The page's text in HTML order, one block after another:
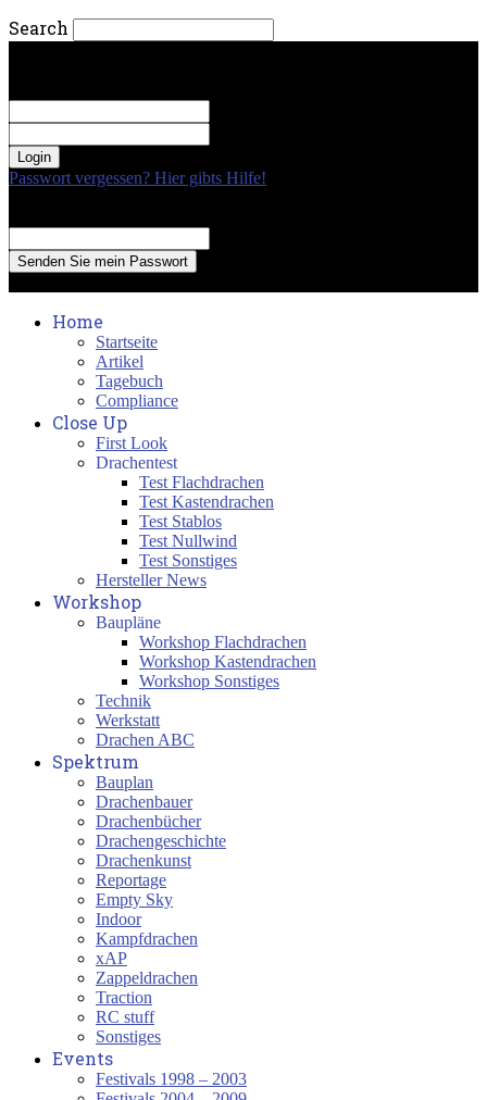
Search
Passwort vergessen? Hier gibts Hilfe!
Home
Startseite
Artikel
Tagebuch
Compliance
Close Up
First Look
Drachentest
Test Flachdrachen
Test Kastendrachen
Test Stablos
Test Nullwind
Test Sonstiges
Hersteller News
Workshop
Baupläne
Workshop Flachdrachen
Workshop Kastendrachen
Workshop Sonstiges
Technik
Werkstatt
Drachen ABC
Spektrum
Bauplan
Drachenbauer
Drachenbücher
Drachengeschichte
Drachenkunst
Reportage
Empty Sky
Indoor
Kampfdrachen
xAP
Zappeldrachen
Traction
RC stuff
Sonstiges
Events
Festivals 1998 – 2003